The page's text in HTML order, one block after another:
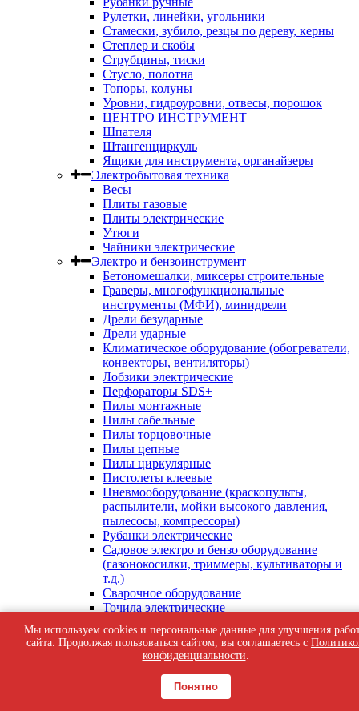
Рулетки, линейки, угольники
Стамески, зубило, резцы по дереву, керны
Степлер и скобы
Струбцины, тиски
Стусло, полотна
Топоры, колуны
Уровни, гидроуровни, отвесы, порошок
ЦЕНТРО ИНСТРУМЕНТ
Шпателя
Штангенциркуль
Ящики для инструмента, органайзеры
Электробытовая техника
Весы
Плиты газовые
Плиты электрические
Утюги
Чайники электрические
Электро и бензоинструмент
Бетономешалки, миксеры строительные
Граверы, многофункциональные
инструменты (МФИ), минидрели
Дрели безударные
Дрели ударные
Климатическое оборудование (обогреватели,
конвекторы, вентиляторы)
Лобзики электрические
Перфораторы SDS+
Пилы монтажные
Пилы сабельные
Пилы торцовочные
Пилы цепные
Пилы циркулярные
Пистолеты клеевые
Пневмооборудование (краскопульты,
распылители, мойки высокого давления,
пылесосы, компрессоры)
Рубанки электрические
Садовое электро и бензо оборудование
(газонокосилки, триммеры, культиваторы и
т.д.)
Сварочное оборудование
Точила электрические
Фрезеры, кромкорезы
Шлифмашины вибрационные
Шлифмашины ленточные
Шлифмашины плоские, прямые
Шлифмашины полировальные
Мы используем cookies и персональные данные для улучшения
сайта. Продолжая пользоваться сайтом, вы соглашаетесь с
конфиденциальности.
Понятно